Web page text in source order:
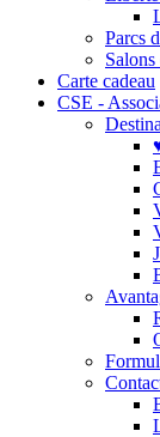
Parcs
Carte cadeau
CSE -